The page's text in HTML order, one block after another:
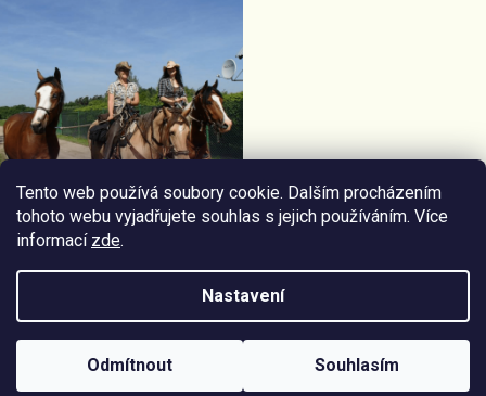
Tento web používá soubory cookie. Dalším procházením
tohoto webu vyjadřujete souhlas s jejich používáním. Více
informací zde.
Nastavení
Odmítnout Souhlasím
Vytvořil
Shoptetu